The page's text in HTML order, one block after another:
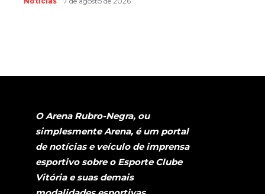
O Arena Rubro-Negra, ou
simplesmente Arena, é um portal
de notícias e veículo de imprensa
esportivo sobre o Esporte Clube
Vitória e suas demais